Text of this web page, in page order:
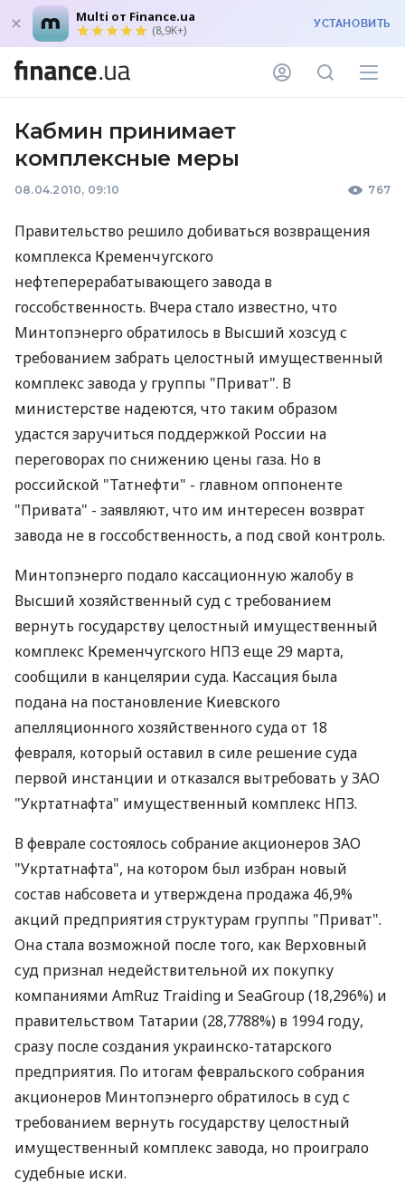
Multi от Finance.ua
(8,9K+) УСТАНОВИТЬ
Кабмин принимает
комплексные меры
08.04.2010, 09:10 767
Правительство решило добиваться возвращения
комплекса Кременчугского
нефтеперерабатывающего завода в
госсобственность. Вчера стало известно, что
Минтопэнерго обратилось в Высший хозсуд с
требованием забрать целостный имущественный
комплекс завода у группы "Приват". В
министерстве надеются, что таким образом
удастся заручиться поддержкой России на
переговорах по снижению цены газа. Но в
российской "Татнефти" - главном оппоненте
"Привата" - заявляют, что им интересен возврат
завода не в госсобственность, а под свой контроль.
Минтопэнерго подало кассационную жалобу в
Высший хозяйственный суд с требованием
вернуть государству целостный имущественный
комплекс Кременчугского НПЗ еще 29 марта,
сообщили в канцелярии суда. Кассация была
подана на постановление Киевского
апелляционного хозяйственного суда от 18
февраля, который оставил в силе решение суда
первой инстанции и отказался вытребовать у ЗАО
"Укртатнафта" имущественный комплекс НПЗ.
В феврале состоялось собрание акционеров ЗАО
"Укртатнафта", на котором был избран новый
состав набсовета и утверждена продажа 46,9%
акций предприятия структурам группы "Приват".
Она стала возможной после того, как Верховный
суд признал недействительной их покупку
компаниями AmRuz Traiding и SeaGroup (18,296%) и
правительством Татарии (28,7788%) в 1994 году,
сразу после создания украинско-татарского
предприятия. По итогам февральского собрания
акционеров Минтопэнерго обратилось в суд с
требованием вернуть государству целостный
имущественный комплекс завода, но проиграло
судебные иски.